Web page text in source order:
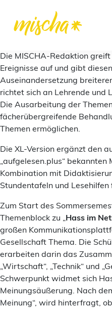
Die MISCHA-Redaktion greift
Ereignisse auf und gibt
Auseinandersetzung
richtet sich an Lehrende und
Die Ausarbeitung der
fächerübergreifende
Themen ermöglichen.
Die XL-Version ergänzt den
„aufgelesen.plus“
Kombination mit
Stundentafeln und Lesehilfen
Zum Start des
Themenblock zu „Hass im
großen
Gesellschaft Thema. Die
erarbeiten darin das
„Wirtschaft“, „Technik“ und
Schwerpunkt widmet sich
Meinungsäußerung. Nach
Meinung“, wird hinterfragt,